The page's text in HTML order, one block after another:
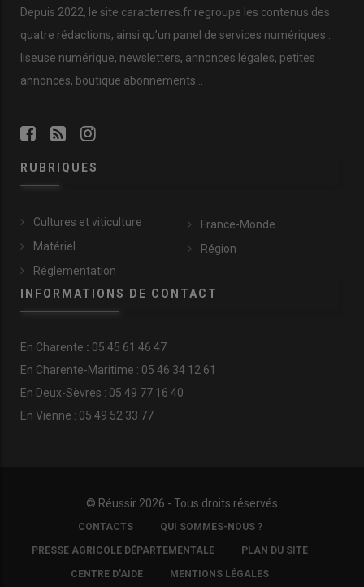
Depuis 2022, le site caracterres.fr regroupe les contenus des
quatre rédactions, ainsi qu’un panel de services numériques :
liseuse numérique, newsletters, annonces légales, petites
annonces, boutique abonnements…
RUBRIQUES
Cultures et viticulture
Matériel
Réglementation
France-Monde
Région
INFORMATIONS DE CONTACT
En Charente : 05 45 61 46 47
En Charente-Maritime : 05 46 34 12 61
En Deux-Sèvres : 05 49 77 16 40
En Vienne : 05 49 52 33 77
© Réussir 2026 - Tous droits réservés
COPYRIGHTCONTACTS QUI SOMMES-NOUS ?
PRESSE AGRICOLE DÉPARTEMENTALE PLAN DU SITE
CENTRE D'AIDE MENTIONS LÉGALES